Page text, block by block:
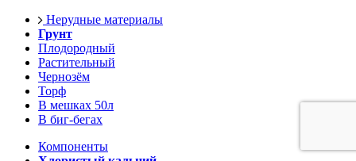
Нерудные материалы
Грунт
Плодородный
Растительный
Чернозём
Торф
В мешках 50л
В биг-бегах
Компоненты